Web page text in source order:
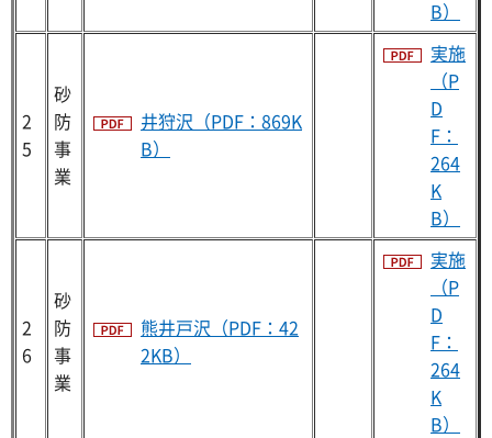
B）
2
5
砂
防
事
業
井狩沢（PDF：869K
B）
実施
（P
D
F：
264
K
B）
2
6
砂
防
事
業
熊井戸沢（PDF：42
2KB）
実施
（P
D
F：
264
K
B）